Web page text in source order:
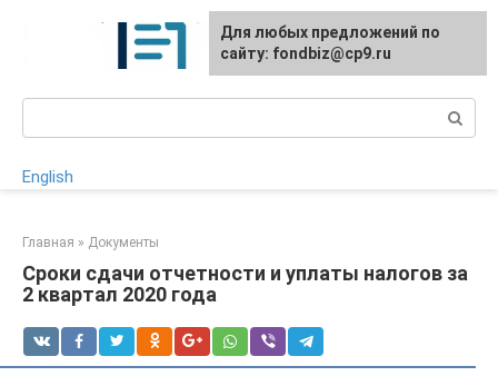
English
Главная » Документы
Сроки сдачи отчетности и уплаты налогов за
2 квартал 2020 года
Для любых предложений по
сайту: fondbiz@cp9.ru